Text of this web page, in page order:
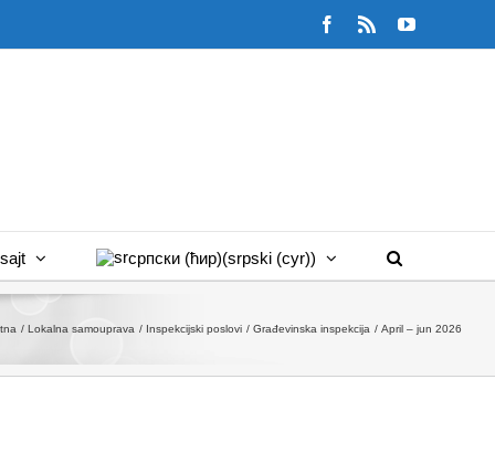
Facebook
Rss YouTube
српски (ћир)(srpski (cyr))
Lokalna samouprava Inspekcijski poslovi Građevinska inspekcija April – jun 2026